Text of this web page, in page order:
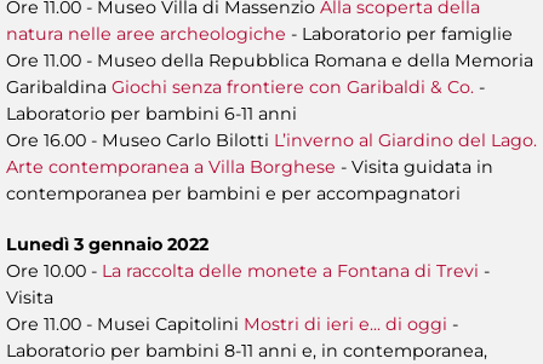
Ore 11.00 - Museo Villa di Massenzio Alla scoperta della
natura nelle aree archeologiche - Laboratorio per famiglie
Ore 11.00 - Museo della Repubblica Romana e della Memoria
Garibaldina Giochi senza frontiere con Garibaldi & Co. -
Laboratorio per bambini 6-11 anni
Ore 16.00 - Museo Carlo Bilotti L’inverno al Giardino del Lago.
Arte contemporanea a Villa Borghese - Visita guidata in
contemporanea per bambini e per accompagnatori
Lunedì 3 gennaio 2022
Ore 10.00 - La raccolta delle monete a Fontana di Trevi -
Visita
Ore 11.00 - Musei Capitolini Mostri di ieri e... di oggi -
Laboratorio per bambini 8-11 anni e, in contemporanea,